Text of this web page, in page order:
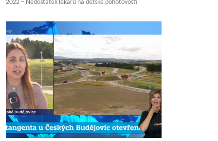
2022 – Nedostatek lékařů na dětské pohotovosti